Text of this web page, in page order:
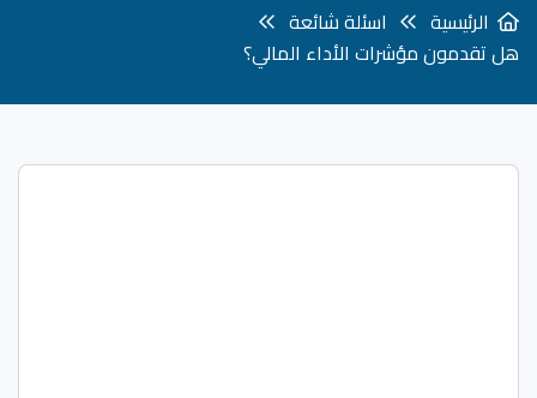
الرئيسية
اسئلة شائعة
هل تقدمون مؤشرات الأداء المالي؟